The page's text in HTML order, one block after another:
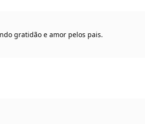
gratidão e amor pelos pais.